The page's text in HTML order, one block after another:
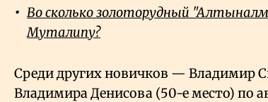
Во сколько золоторудный
Муталипу?
Среди других новичков — Владимир
Владимира Денисова (50-е место) по